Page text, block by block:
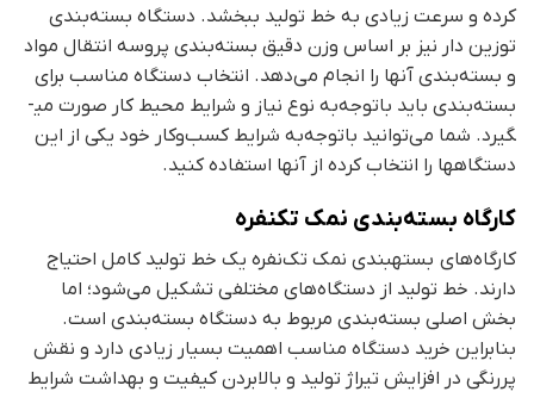
کرده و سرعت زیادی به خط تولید ببخشد. دستگاه بسته‌بندی
توزین دار نیز بر اساس وزن دقیق بسته‌بندی پروسه انتقال مواد
و بسته‌بندی آنها را انجام می‌دهد. انتخاب دستگاه مناسب برای
بسته‌بندی باید باتوجه‌به نوع نیاز و شرایط محیط کار صورت می­
گیرد. شما می‌توانید باتوجه‌به شرایط کسب‌وکار خود یکی از این
دستگاه­ها را انتخاب کرده از آن­ها استفاده کنید.
کارگاه بسته‌بندی نمک تک­نفره
کارگاه‌های بسته­بندی نمک تک‌نفره یک خط تولید کامل احتیاج
دارند. خط تولید از دستگاه‌های مختلفی تشکیل می‌شود؛ اما
بخش اصلی بسته‌بندی مربوط به دستگاه بسته‌بندی است.
بنابراین خرید دستگاه مناسب اهمیت بسیار زیادی دارد و نقش
پررنگی در افزایش تیراژ تولید و بالابردن کیفیت و بهداشت شرایط